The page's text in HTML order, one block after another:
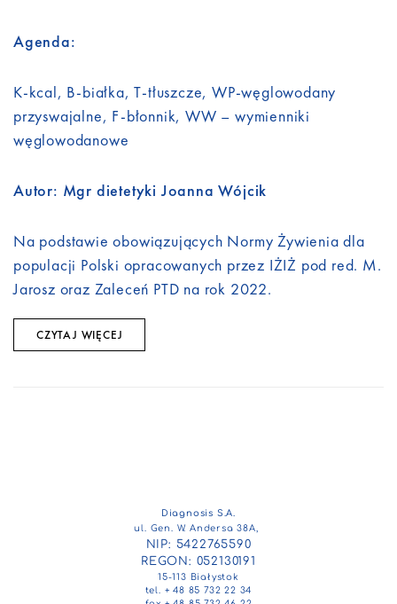
Agenda:
K-kcal, B-białka, T-tłuszcze, WP-węglowodany
przyswajalne, F-błonnik, WW – wymienniki
węglowodanowe
Autor: Mgr dietetyki Joanna Wójcik
Na podstawie obowiązujących Normy Żywienia dla
populacji Polski opracowanych przez IŻIŻ pod red. M.
Jarosz oraz Zaleceń PTD na rok 2022.
CZYTAJ WIĘCEJ
Diagnosis S.A.
ul. Gen. W. Andersa 38A,
NIP: 5422765590
REGON: 052130191
15-113 Białystok
tel. + 48 85 732 22 34